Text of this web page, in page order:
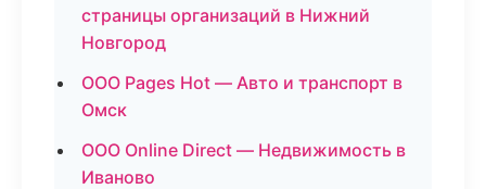
страницы организаций в Нижний
Новгород
ООО Pages Hot — Авто и транспорт в
Омск
ООО Online Direct — Недвижимость в
Иваново